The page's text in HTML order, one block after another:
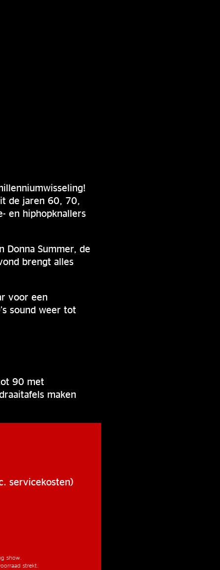
de jaren 60, 70,
en hiphopknallers
Donna Summer, de
brengt alles
voor een
sound weer tot
90 met
maken
servicekosten)
show.
strekt.